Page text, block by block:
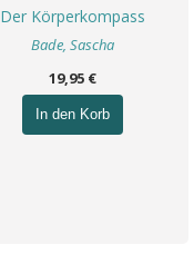
Der Körperkompass
Bade, Sascha
19,95 €
In den Korb